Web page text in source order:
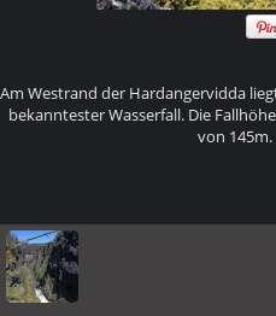
Am Westrand der Hardangervidda
bekanntester Wasserfall. Die
von